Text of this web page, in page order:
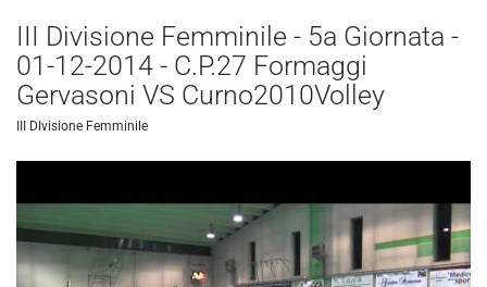
III Divisione Femminile - 5a Giornata -
01-12-2014 - C.P.27 Formaggi
Gervasoni VS Curno2010Volley
III DIvisione Femminile